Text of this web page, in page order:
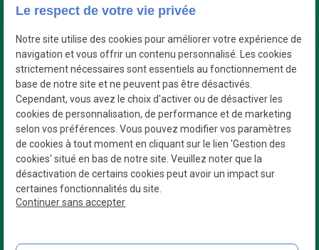
Des professionnels
Le respect de votre vie privée
Notre site utilise des cookies pour améliorer votre expérience de
navigation et vous offrir un contenu personnalisé. Les cookies
strictement nécessaires sont essentiels au fonctionnement de
base de notre site et ne peuvent pas être désactivés.
Cependant, vous avez le choix d'activer ou de désactiver les
cookies de personnalisation, de performance et de marketing
selon vos préférences. Vous pouvez modifier vos paramètres
de cookies à tout moment en cliquant sur le lien 'Gestion des
cookies' situé en bas de notre site. Veuillez noter que la
désactivation de certains cookies peut avoir un impact sur
certaines fonctionnalités du site.
Continuer sans accepter